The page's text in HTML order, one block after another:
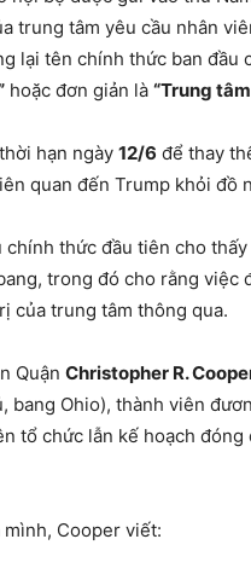
trung tâm yêu cầu nhân
lại tên chính thức ban đầu
hoặc đơn giản là “Trung
hạn ngày 12/6 để thay
quan đến Trump khỏi đồ
chính thức đầu tiên cho
trong đó cho rằng việc
của trung tâm thông qua.
Quận Christopher R.
bang Ohio), thành viên
tổ chức lẫn kế hoạch
Cooper viết: